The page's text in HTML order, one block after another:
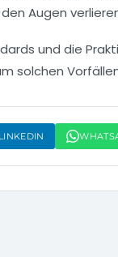
Augen
und die
solchen
LINKEDIN